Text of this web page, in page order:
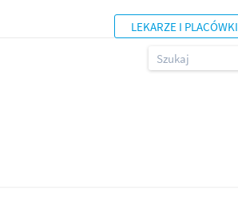
LEKARZE I PLACÓWKI